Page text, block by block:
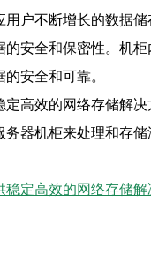
户不断增长的数据储
安全和保密性。机
安全和可靠。
高效的网络存储解
器机柜来处理和存
定高效的网络存储解